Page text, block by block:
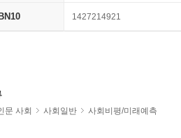
1427214921
문 사회 사회일반 사회비평/미래예측